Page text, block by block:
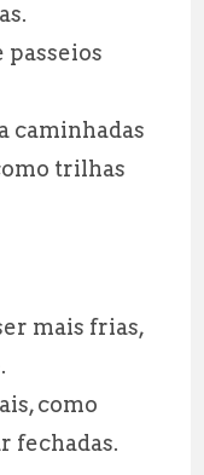
passeios
caminhadas
trilhas
mais frias,
como
fechadas.